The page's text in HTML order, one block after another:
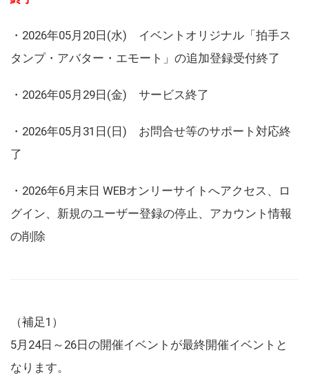
・2026年05月20日(水) イベントオリジナル「拍手ス
タンプ・アバター・エモート」の追加登録受付終了
・2026年05月29日(金) サービス終了
・2026年05月31日(日) お問合せ等のサポート対応終
了
・2026年6月末日 WEBオンリーサイトへアクセス、ロ
グイン、新規のユーザー登録の停止、アカウント情報
の削除
（補足1）
5月24日～26日の開催イベントが最終開催イベントと
なります。